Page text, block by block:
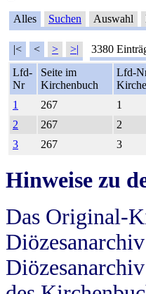
Alles Suchen Auswahl
|< < > >| 3380
Lfd-
Nr
Seite im
Kirchenbuch
Lfd-
1
267 1
2
267 2
3
267 3
Hinweise zu
Das Original-